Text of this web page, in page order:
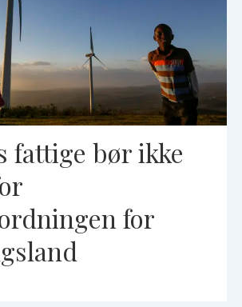
fattige bør ikke
for